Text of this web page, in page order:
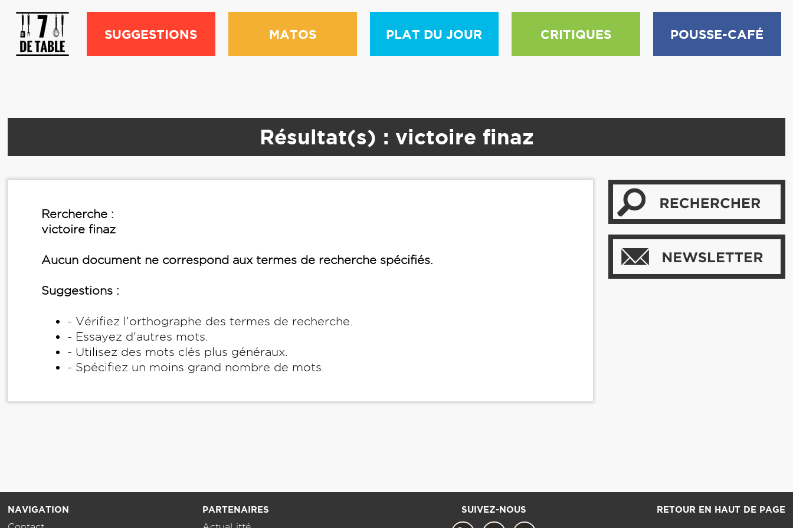
SUGGESTIONS MATOS PLAT DU JOUR CRITIQUES POUSSE-CAFÉ
Résultat(s) : victoire finaz
Rercherche :
victoire finaz
Aucun document ne correspond aux termes de recherche spécifiés.
Suggestions :
- Vérifiez l’orthographe des termes de recherche.
- Essayez d'autres mots.
- Utilisez des mots clés plus généraux.
- Spécifiez un moins grand nombre de mots.
NAVIGATION
PARTENAIRES
SUIVEZ-NOUS RETOUR EN HAUT DE PAGE